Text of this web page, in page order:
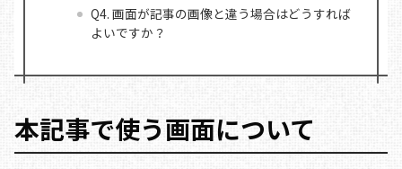
Q4. 画面が記事の画像と違う場合はどうすれば
よいですか？
本記事で使う画面について